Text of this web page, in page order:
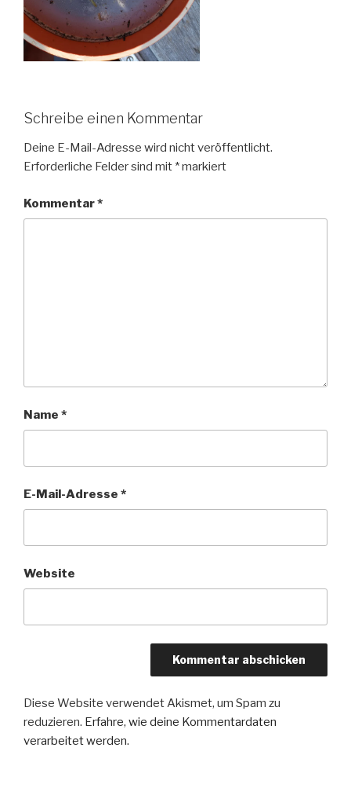
Schreibe einen Kommentar
Deine E-Mail-Adresse wird nicht veröffentlicht.
Erforderliche Felder sind mit *markiert
Kommentar*
Name *
E-Mail-Adresse *
Website
Diese Website verwendet Akismet, um Spam zu
reduzieren. Erfahre, wie deine Kommentardaten
verarbeitet werden.